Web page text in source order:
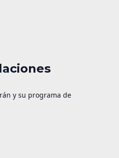
y su programa de